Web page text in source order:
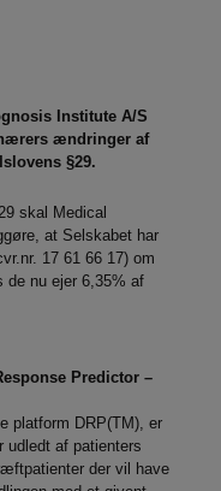
Institute A/S
ændringer af
§29.
skal Medical
at Selskabet har
17 61 66 17) om
de nu ejer 6,35% af
Predictor –
platform DRP(TM), er
udledt af patienters
der vil have